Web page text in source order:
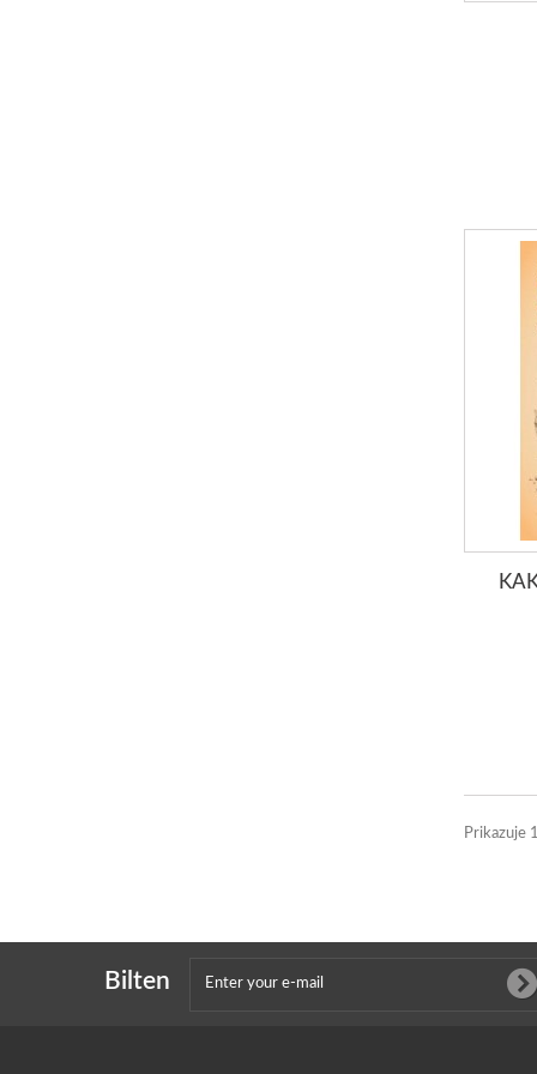
Prikazuje
Bilten